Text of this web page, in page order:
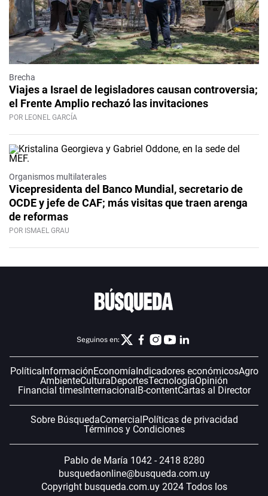
Brecha
Viajes a Israel de legisladores causan controversia;
el Frente Amplio rechazó las invitaciones
POR LEONEL GARCÍA
Organismos multilaterales
Vicepresidenta del Banco Mundial, secretario de
OCDE y jefe de CAF; más visitas que traen arenga
de reformas
POR ISMAEL GRAU
Seguinos en:
PolíticaInformaciónEconomíaIndicadores económicosAgro
AmbienteCulturaDeportesTecnologíaOpinión
Financial timesInternacionalB-contentCartas al Director
Sobre BúsquedaComercialPolíticas de privacidad
Términos y Condiciones
Pablo de María 1042 - 2418 8280
busquedaonline@busqueda.com.uy
Copyright busqueda.com.uy 2024 Todos los